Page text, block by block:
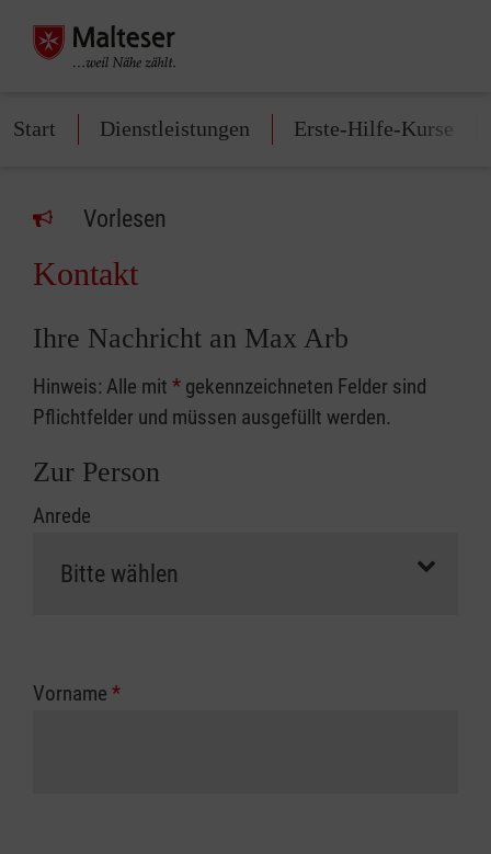
Start Dienstleistungen Erste-Hilfe-Kurse
Vorlesen
Kontakt
Ihre Nachricht an Max Arb
Hinweis: Alle mit * gekennzeichneten Felder sind
Pflichtfelder und müssen ausgefüllt werden.
Zur Person
Anrede
Vorname *